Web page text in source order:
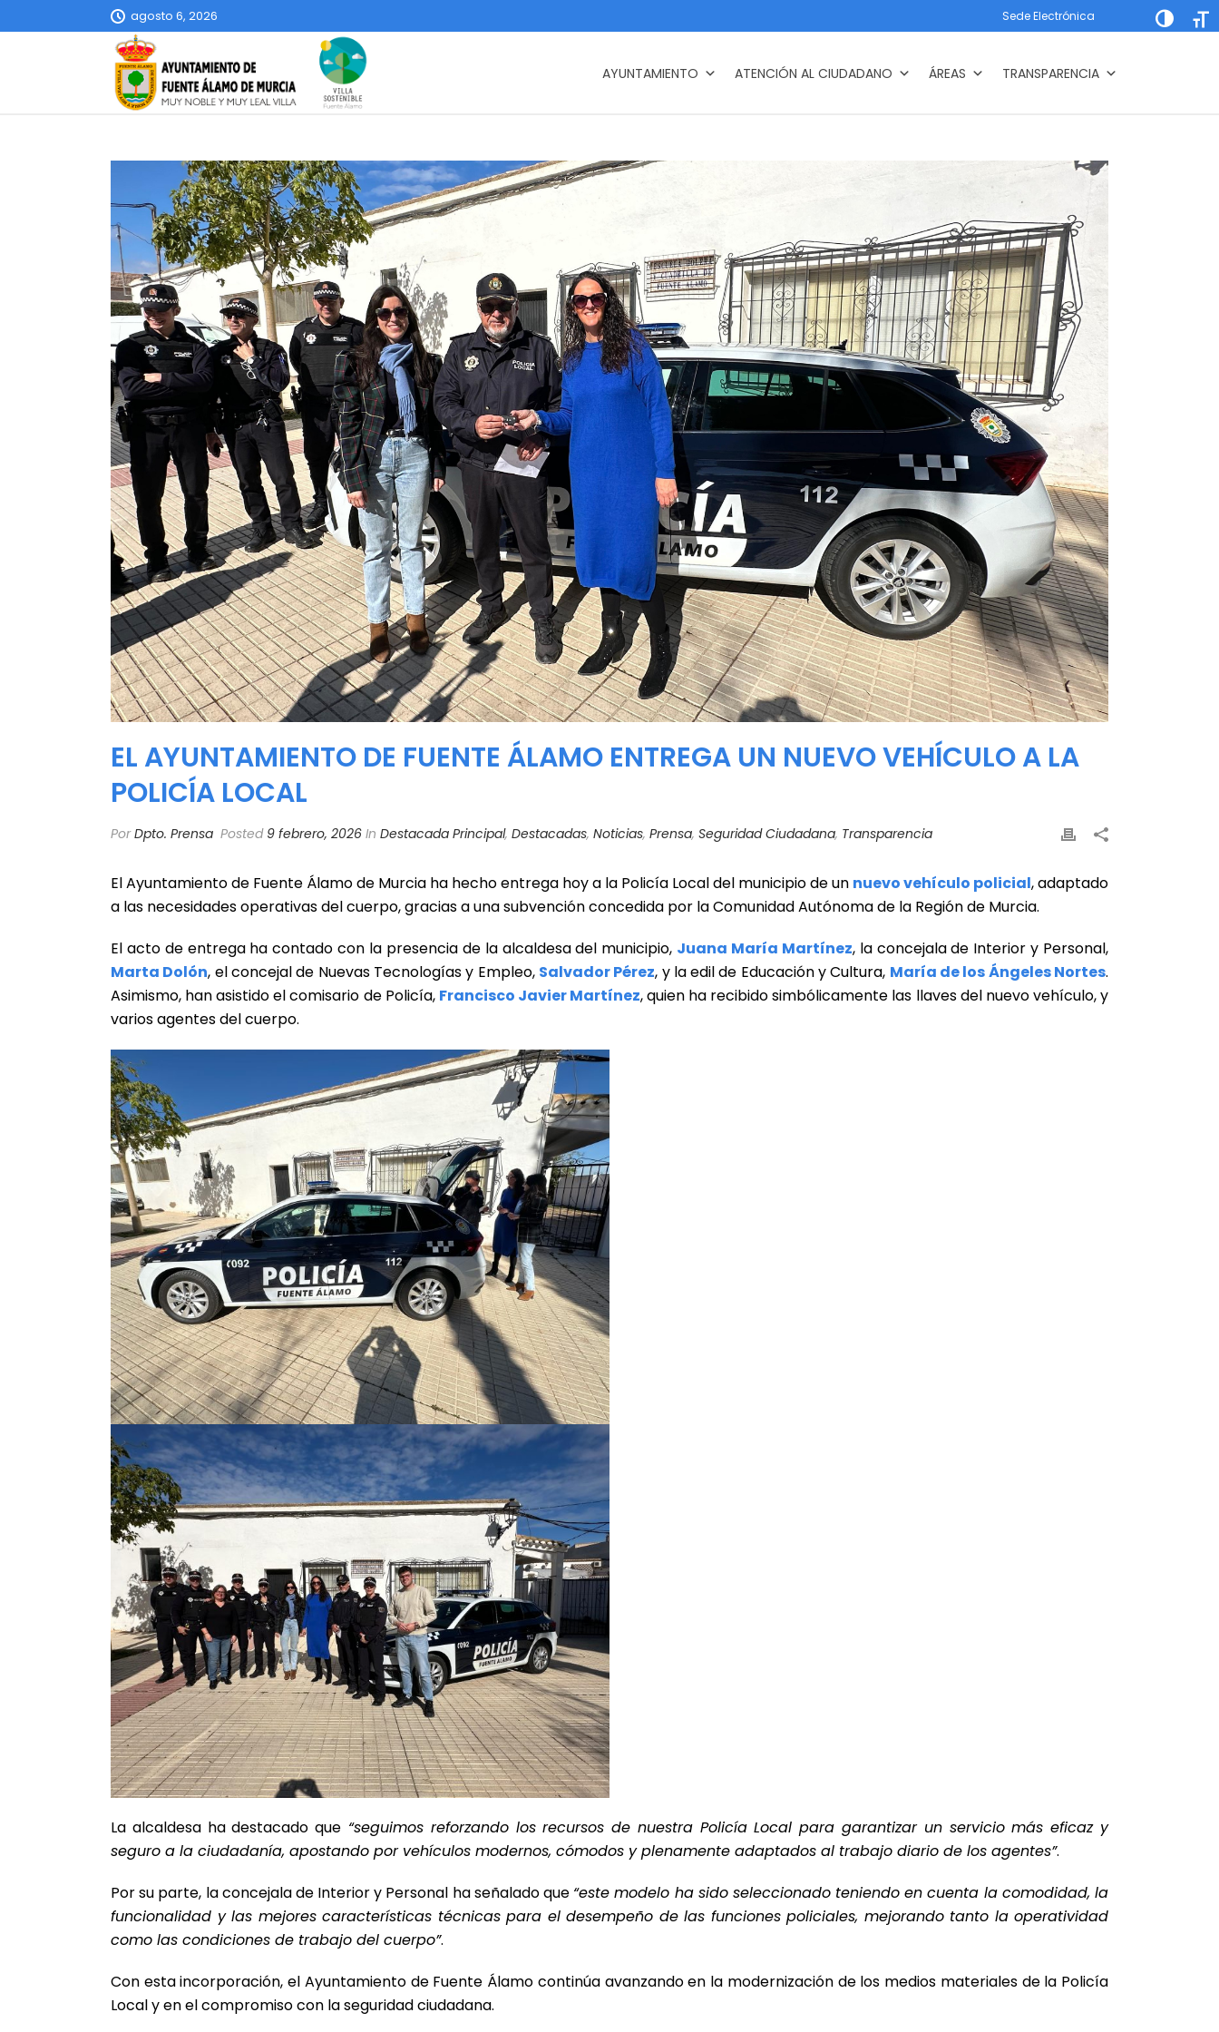
Alternar
agosto 6, 2026 Sede Electrónica
AYUNTAMIENTO ATENCIÓN AL CIUDADANO ÁREAS TRANSPARENCIA
EL AYUNTAMIENTO DE FUENTE ÁLAMO ENTREGA UN NUEVO VEHÍCULO A LA
POLICÍA LOCAL
PorDpto. Prensa Posted 9 febrero, 2026 In Destacada Principal, Destacadas, Noticias, Prensa, Seguridad Ciudadana, Transparencia
El Ayuntamiento de Fuente Álamo de Murcia ha hecho entrega hoy a la Policía Local del municipio de un nuevo vehículo policial, adaptado
a las necesidades operativas del cuerpo, gracias a una subvención concedida por la Comunidad Autónoma de la Región de Murcia.
El acto de entrega ha contado con la presencia de la alcaldesa del municipio, Juana María Martínez, la concejala de Interior y Personal,
Marta Dolón, el concejal de Nuevas Tecnologías y Empleo, Salvador Pérez, y la edil de Educación y Cultura, María de los Ángeles Nortes.
Asimismo, han asistido el comisario de Policía, Francisco Javier Martínez, quien ha recibido simbólicamente las llaves del nuevo vehículo, y
varios agentes del cuerpo.
La alcaldesa ha destacado que “seguimos reforzando los recursos de nuestra Policía Local para garantizar un servicio más eficaz y
seguro a la ciudadanía, apostando por vehículos modernos, cómodos y plenamente adaptados al trabajo diario de los agentes”.
Por su parte, la concejala de Interior y Personal ha señalado que “este modelo ha sido seleccionado teniendo en cuenta la comodidad, la
funcionalidad y las mejores características técnicas para el desempeño de las funciones policiales, mejorando tanto la operatividad
como las condiciones de trabajo del cuerpo”.
Con esta incorporación, el Ayuntamiento de Fuente Álamo continúa avanzando en la modernización de los medios materiales de la Policía
Local y en el compromiso con la seguridad ciudadana.